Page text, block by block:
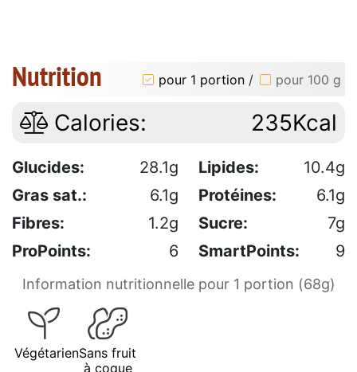
Nutrition pour 1 portion / pour 100 g
Calories: 235Kcal
Glucides: 28.1g Lipides:
10.4g
Gras sat.:
6.1g Protéines:
6.1g
Fibres:
1.2g Sucre:
7g
ProPoints:
6 SmartPoints: 9
Information nutritionnelle pour 1 portion (68g)
VégétarienSans fruit
à coque